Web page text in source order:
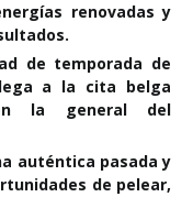
renovadas y
de temporada de
a la cita belga
la general del
auténtica pasada y
de pelear,